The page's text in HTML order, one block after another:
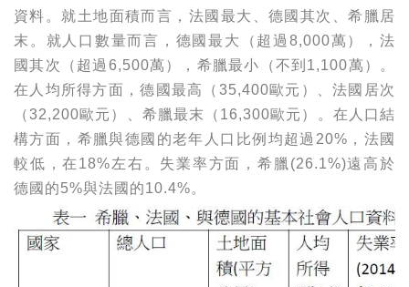
資料。就土地面積而言，法國最大、德國其次、希臘居
末。就人口數量而言，德國最大（超過8,000萬），法
國其次（超過6,500萬），希臘最小（不到1,100萬）。
在人均所得方面，德國最高（35,400歐元）、法國居次
（32,200歐元）、希臘最末（16,300歐元）。在人口結
構方面，希臘與德國的老年人口比例均超過20%，法國
較低，在18%左右。失業率方面，希臘(26.1%)遠高於
德國的5%與法國的10.4%。